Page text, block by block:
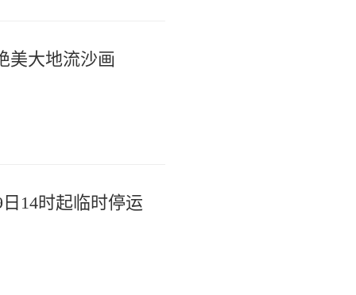
美大地流沙画
14时起临时停运